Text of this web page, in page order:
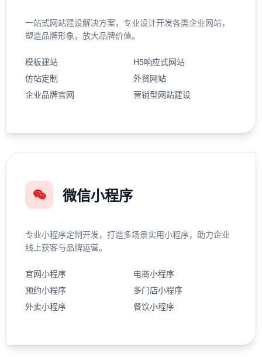
一站式网站建设解决方案，专业设计开发各类企业网站，
塑造品牌形象，放大品牌价值。
模板建站
H5响应式网站
仿站定制
外贸网站
企业品牌官网
营销型网站建设
微信小程序
专业小程序定制开发，打造多场景实用小程序，助力企业
线上获客与品牌运营。
官网小程序
电商小程序
预约小程序
多门店小程序
外卖小程序
餐饮小程序